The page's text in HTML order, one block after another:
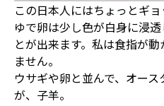
この日本人にはちょっとギ
ゆで卵は少し色が白身に浸
とが出来ます。私は食指が
ません。
ウサギや卵と並んで、オー
が、子羊。